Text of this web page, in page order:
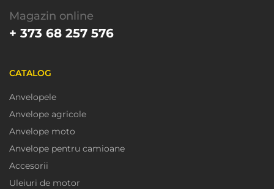
Magazin online
+ 373 68 257 576
CATALOG
Anvelopele
Anvelope agricole
Anvelope moto
Anvelope pentru camioane
Accesorii
Uleiuri de motor